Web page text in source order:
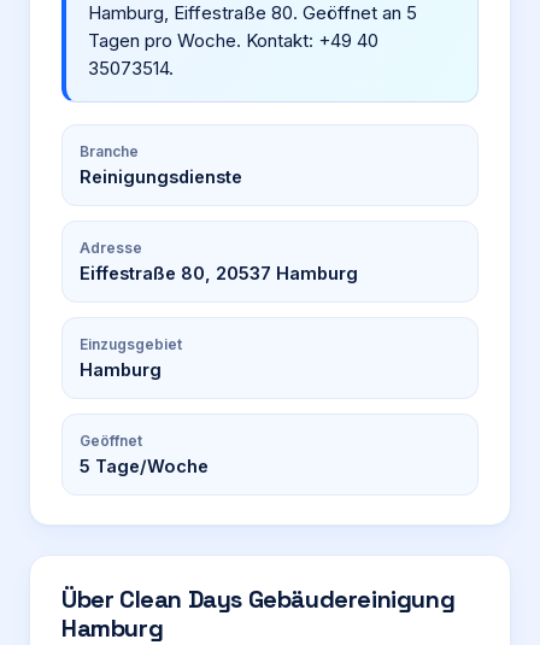
Hamburg, Eiffestraße 80. Geöffnet an 5
Tagen pro Woche. Kontakt: +49 40
35073514.
Branche
Reinigungsdienste
Adresse
Eiffestraße 80, 20537 Hamburg
Einzugsgebiet
Hamburg
Geöffnet
5 Tage/Woche
Über Clean Days Gebäudereinigung
Hamburg